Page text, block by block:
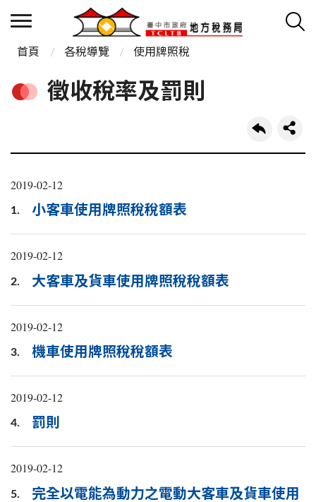
首頁 各稅導覽 使用牌照稅
徵收稅率及罰則
2019-02-12
1. 小客車使用牌照稅稅額表
2019-02-12
2. 大客車及貨車使用牌照稅稅額表
2019-02-12
3. 機車使用牌照稅稅額表
2019-02-12
4. 罰則
2019-02-12
5.
完全以電能為動力之電動大客車及貨車使用